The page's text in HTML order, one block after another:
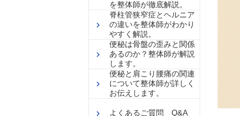
を整体師が徹底解説。
脊柱管狭窄症とヘルニア
の違いを整体師がわかり
やすく解説。
便秘は骨盤の歪みと関係
あるのか？整体師が解説
します。
便秘と肩こり腰痛の関連
について整体師が詳しく
お伝えします。
よくあるご質問 Q&A